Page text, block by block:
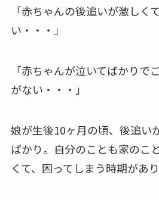
「赤ちゃんの後追いが激しく
い・・・」
「赤ちゃんが泣いてばかりで
がない・・・」
娘が生後10ヶ月の頃、後追い
ばかり。自分のことも家のこ
くて、困ってしまう時期があり